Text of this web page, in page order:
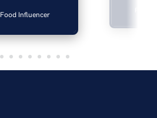
Food Influencer